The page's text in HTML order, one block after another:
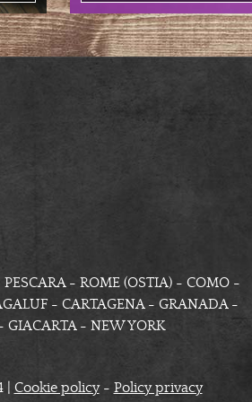
- ROME (OSTIA) - COMO -
- CARTAGENA - GRANADA -
GIACARTA - NEW YORK
| Cookie policy- Policy privacy